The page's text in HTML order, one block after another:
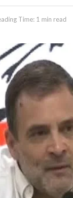
Time: 1 min read